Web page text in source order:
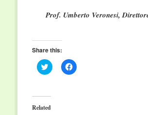
Prof. Umberto Veronesi,
Share this:
Click
to
(Opens
in
new
Click
to
Related